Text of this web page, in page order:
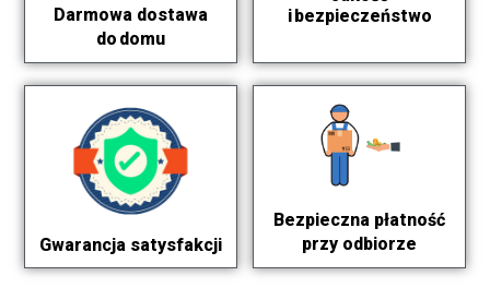
Darmowa dostawa
do domu
i bezpieczeństwo
Gwarancja satysfakcji
Bezpieczna płatność
przy odbiorze